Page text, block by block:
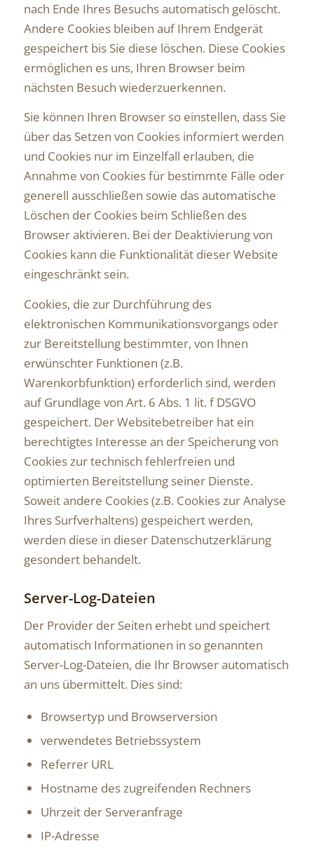
nach Ende Ihres Besuchs automatisch gelöscht.
Andere Cookies bleiben auf Ihrem Endgerät
gespeichert bis Sie diese löschen. Diese Cookies
ermöglichen es uns, Ihren Browser beim
nächsten Besuch wiederzuerkennen.
Sie können Ihren Browser so einstellen, dass Sie
über das Setzen von Cookies informiert werden
und Cookies nur im Einzelfall erlauben, die
Annahme von Cookies für bestimmte Fälle oder
generell ausschließen sowie das automatische
Löschen der Cookies beim Schließen des
Browser aktivieren. Bei der Deaktivierung von
Cookies kann die Funktionalität dieser Website
eingeschränkt sein.
Cookies, die zur Durchführung des
elektronischen Kommunikationsvorgangs oder
zur Bereitstellung bestimmter, von Ihnen
erwünschter Funktionen (z.B.
Warenkorbfunktion) erforderlich sind, werden
auf Grundlage von Art. 6 Abs. 1 lit. f DSGVO
gespeichert. Der Websitebetreiber hat ein
berechtigtes Interesse an der Speicherung von
Cookies zur technisch fehlerfreien und
optimierten Bereitstellung seiner Dienste.
Soweit andere Cookies (z.B. Cookies zur Analyse
Ihres Surfverhaltens) gespeichert werden,
werden diese in dieser Datenschutzerklärung
gesondert behandelt.
Server-Log-Dateien
Der Provider der Seiten erhebt und speichert
automatisch Informationen in so genannten
Server-Log-Dateien, die Ihr Browser automatisch
an uns übermittelt. Dies sind:
Browsertyp und Browserversion
verwendetes Betriebssystem
Referrer URL
Hostname des zugreifenden Rechners
Uhrzeit der Serveranfrage
IP-Adresse